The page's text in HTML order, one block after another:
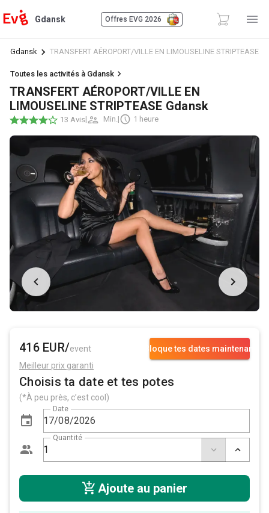
Gdansk Offres EVG 2026
Gdansk TRANSFERT AÉROPORT/VILLE EN LIMOUSELINE STRIPTEASE
Toutes les activités à Gdansk
TRANSFERT AÉROPORT/VILLE EN
LIMOUSELINE STRIPTEASE Gdansk
13 Avis| Min.| 1 heure
Bloque tes dates maintenant
416 EUR/event
Meilleur prix garanti
Choisis ta date et tes potes
(*À peu près, c’est cool)
Date
Quantité
Ajoute au panier